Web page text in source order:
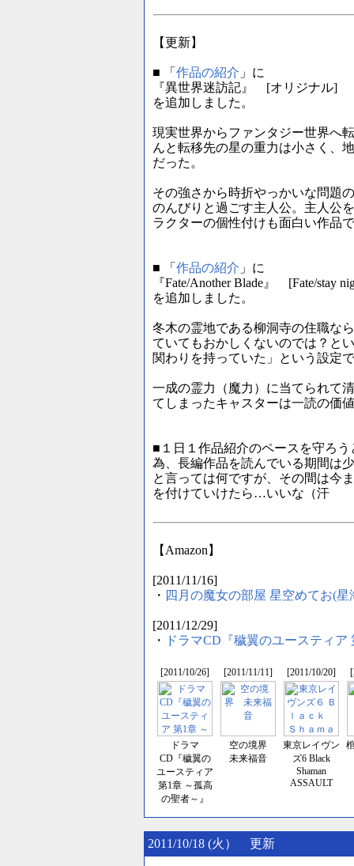
【更新】
■ 「 作品の紹介 」に
『異世界迷訪記』 [オリジナル]
を追加しました。
現実世界からファンタジー世界へ
んと転移先の星の重力は小さく、
だった。
その強さから時折やっかいな問題
のんびりと過ごす主人公。主人公
ラクターの個性付けも面白い作品
■ 「 作品の紹介 」に
『Fate/Another Blade』 [Fate/stay
を追加しました。
冬木の霊地である柳洞寺の住職な
ていてもおかしくないのでは？と
関わりを持っていた」という設定
一成の霊力（魔力）に当てられて
てしまったキャスターは一読の価
■１日１作品紹介のペースを守ろ
為、長編作品を読んでいる期間は
と言っては何ですが、その間は今
を付けていけたら…いいな（汗
【Amazon】
[2011/11/16]
・ 四月の魔女の部屋 星空めてお(星
[2011/12/29]
・
ドラマCD『穢翼のユースティア
[2011/10/26]
ドラマ
CD『穢翼の
ユースティア
第1章 ～孤高
の聖者～』
[2011/11/11]
空の境界
未来福音
[2011/10/20]
東京レイヴン
ズ6 Black
Shaman
ASSAULT
2011/10/18 (火） 更新